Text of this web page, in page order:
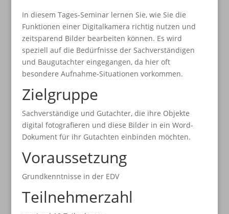
In diesem Tages-Seminar lernen Sie, wie Sie die
Funktionen einer Digitalkamera richtig nutzen und
zeitsparend Bilder bearbeiten können. Es wird
speziell auf die Bedürfnisse der Sachverständigen
und Baugutachter eingegangen, da hier oft
besondere Aufnahme-Situationen vorkommen.
Zielgruppe
Sachverständige und Gutachter, die ihre Objekte
digital fotografieren und diese Bilder in ein Word-
Dokument für ihr Gutachten einbinden möchten.
Voraussetzung
Grundkenntnisse in der EDV
Teilnehmerzahl